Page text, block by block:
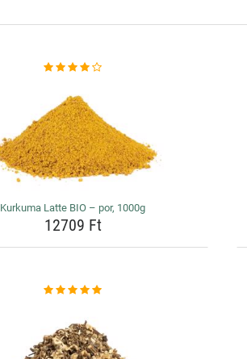
Kurkuma Latte BIO – por, 1000g
12709 Ft